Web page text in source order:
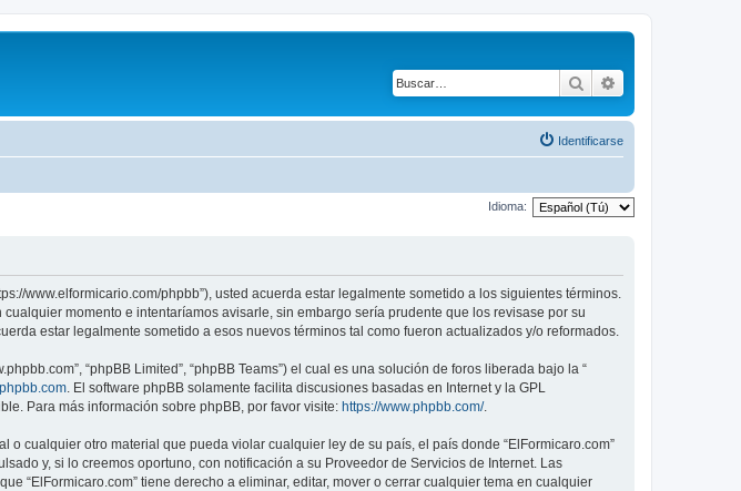
Buscar
Identificarse
Idioma:
www.elformicario.com/phpbb”), usted acuerda estar legalmente sometido a los siguientes términos.
momento e intentaríamos avisarle, sin embargo sería prudente que los revisase por su
estar legalmente sometido a esos nuevos términos tal como fueron actualizados y/o reformados.
“phpBB Limited”, “phpBB Teams”) el cual es una solución de foros liberada bajo la “
. El software phpBB solamente facilita discusiones basadas en Internet y la GPL
Para más información sobre phpBB, por favor visite: https://www.phpbb.com/.
cualquier otro material que pueda violar cualquier ley de su país, el país donde “ElFormicaro.com”
y, si lo creemos oportuno, con notificación a su Proveedor de Servicios de Internet. Las
“ElFormicaro.com” tiene derecho a eliminar, editar, mover o cerrar cualquier tema en cualquier